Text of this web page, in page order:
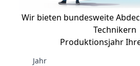
Wir bieten bundesweite
Technikern
Produktionsjahr
Jahr